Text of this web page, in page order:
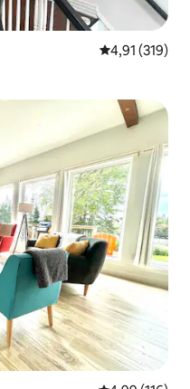
Priemerné
4,91 (319)